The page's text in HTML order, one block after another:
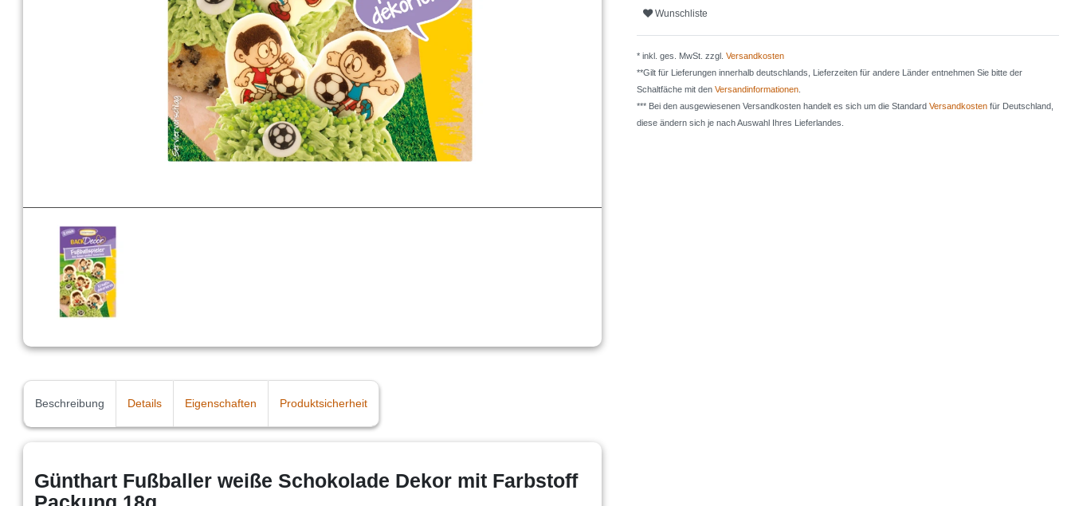
Wunschliste
* inkl. ges. MwSt. zzgl. Versandkosten
**Gilt für Lieferungen innerhalb deutschlands, Lieferzeiten für andere Länder entnehmen Sie bitte der
Schaltfäche mit den Versandinformationen
*** Bei den ausgewiesenen Versandkosten handelt es sich um die Standard Versandkosten für Deutschland,
diese ändern sich je nach Auswahl Ihres Lieferlandes.
Beschreibung Details Eigenschaften Produktsicherheit
Günthart Fußballer weiße Schokolade Dekor mit Farbstoff